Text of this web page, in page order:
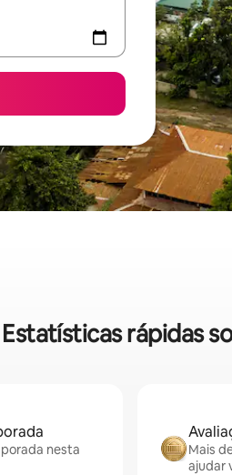
Estatísticas rápidas
nesta
Mais
ajudar